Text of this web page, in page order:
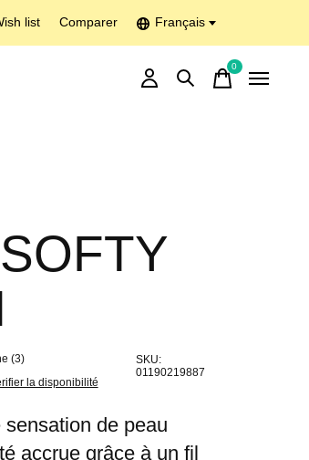
list Comparer Français
0items
(3)
la disponibilité
SKU:
01190219887
de peau
accrue grâce à un fil